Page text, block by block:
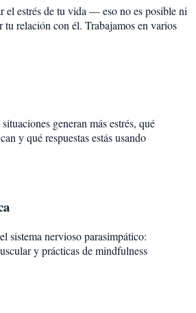
el estrés de tu vida — eso no es posible ni
relación con él. Trabajamos en varios
generan más estrés, qué
y qué respuestas estás usando
sistema nervioso parasimpático:
y prácticas de mindfulness